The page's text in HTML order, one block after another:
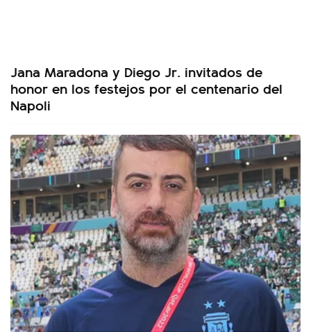
Jana Maradona y Diego Jr. invitados de
honor en los festejos por el centenario del
Napoli